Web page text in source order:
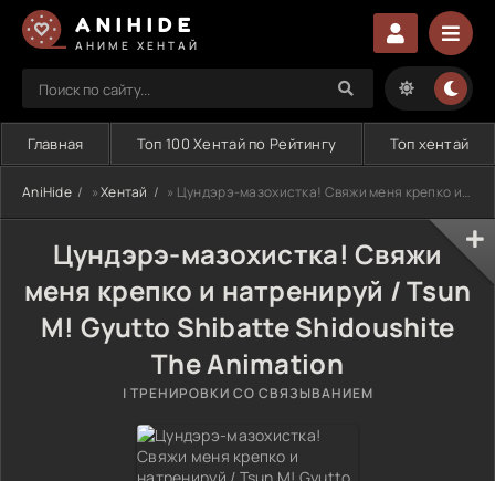
ANIHIDE
АНИМЕ ХЕНТАЙ
Главная Топ 100 Хентай по Рейтингу Топ хентай
AniHide »Хентай » Цундэрэ-мазохистка! Свяжи меня крепко и натренируй / Tsun M! Gyutto Shibatte Shidoushite The Animation
Цундэрэ-мазохистка! Свяжи
меня крепко и натренируй / Tsun
M! Gyutto Shibatte Shidoushite
The Animation
| ТРЕНИРОВКИ СО СВЯЗЫВАНИЕМ